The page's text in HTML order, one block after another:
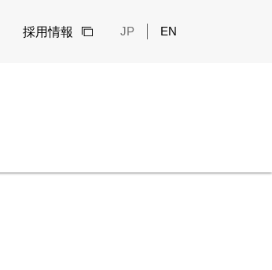
採用情報 JP EN